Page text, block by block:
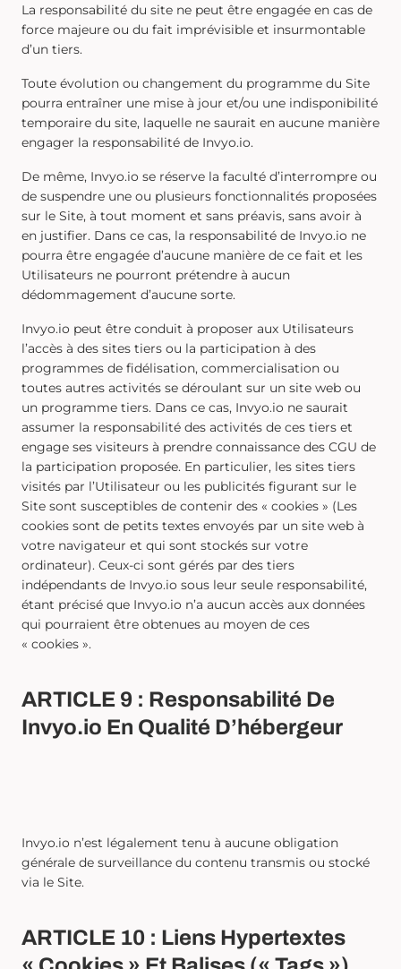
La responsabilité du site ne peut être engagée en cas de
force majeure ou du fait imprévisible et insurmontable
d’un tiers.
Toute évolution ou changement du programme du Site
pourra entraîner une mise à jour et/ou une indisponibilité
temporaire du site, laquelle ne saurait en aucune manière
engager la responsabilité de Invyo.io.
De même, Invyo.io se réserve la faculté d’interrompre ou
de suspendre une ou plusieurs fonctionnalités proposées
sur le Site, à tout moment et sans préavis, sans avoir à
en justifier. Dans ce cas, la responsabilité de Invyo.io ne
pourra être engagée d’aucune manière de ce fait et les
Utilisateurs ne pourront prétendre à aucun
dédommagement d’aucune sorte.
Invyo.io peut être conduit à proposer aux Utilisateurs
l’accès à des sites tiers ou la participation à des
programmes de fidélisation, commercialisation ou
toutes autres activités se déroulant sur un site web ou
un programme tiers. Dans ce cas, Invyo.io ne saurait
assumer la responsabilité des activités de ces tiers et
engage ses visiteurs à prendre connaissance des CGU de
la participation proposée. En particulier, les sites tiers
visités par l’Utilisateur ou les publicités figurant sur le
Site sont susceptibles de contenir des « cookies » (Les
cookies sont de petits textes envoyés par un site web à
votre navigateur et qui sont stockés sur votre
ordinateur). Ceux-ci sont gérés par des tiers
indépendants de Invyo.io sous leur seule responsabilité,
étant précisé que Invyo.io n’a aucun accès aux données
qui pourraient être obtenues au moyen de ces
« cookies ».
ARTICLE 9 : Responsabilité De
Invyo.io En Qualité D’hébergeur
Invyo.io n’est légalement tenu à aucune obligation
générale de surveillance du contenu transmis ou stocké
via le Site.
ARTICLE 10 : Liens Hypertextes